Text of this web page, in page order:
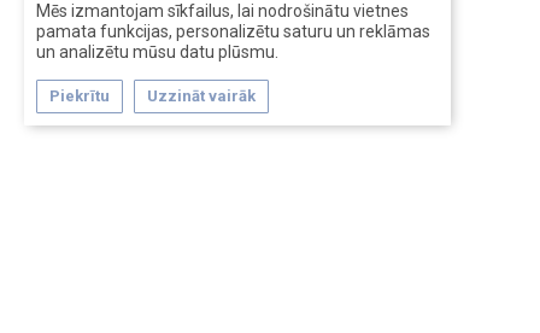
Mēs izmantojam sīkfailus, lai nodrošinātu vietnes
pamata funkcijas, personalizētu saturu un reklāmas
un analizētu mūsu datu plūsmu.
Piekrītu Uzzināt vairāk